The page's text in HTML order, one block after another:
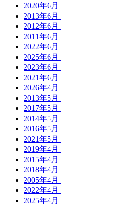
2020年6月
2013年6月
2012年6月
2011年6月
2022年6月
2025年6月
2023年6月
2021年6月
2026年4月
2013年5月
2017年5月
2014年5月
2016年5月
2021年5月
2019年4月
2015年4月
2018年4月
2005年4月
2022年4月
2025年4月